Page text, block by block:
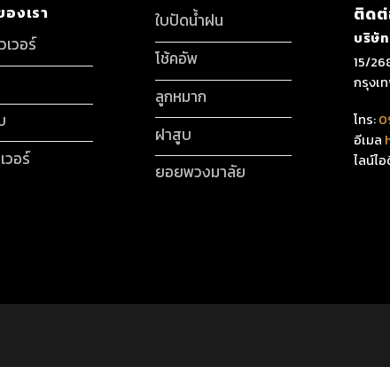
งเรา
เวอร์
วอร์
ใบปัดน้ำฝน
โช้คอัพ
ลูกหมาก
ฝาสูบ
ยอยพวงมาลัย
ติดต่
บริษั
15/
กรุงเ
โทร:
อีเมล
ไลน์ไ